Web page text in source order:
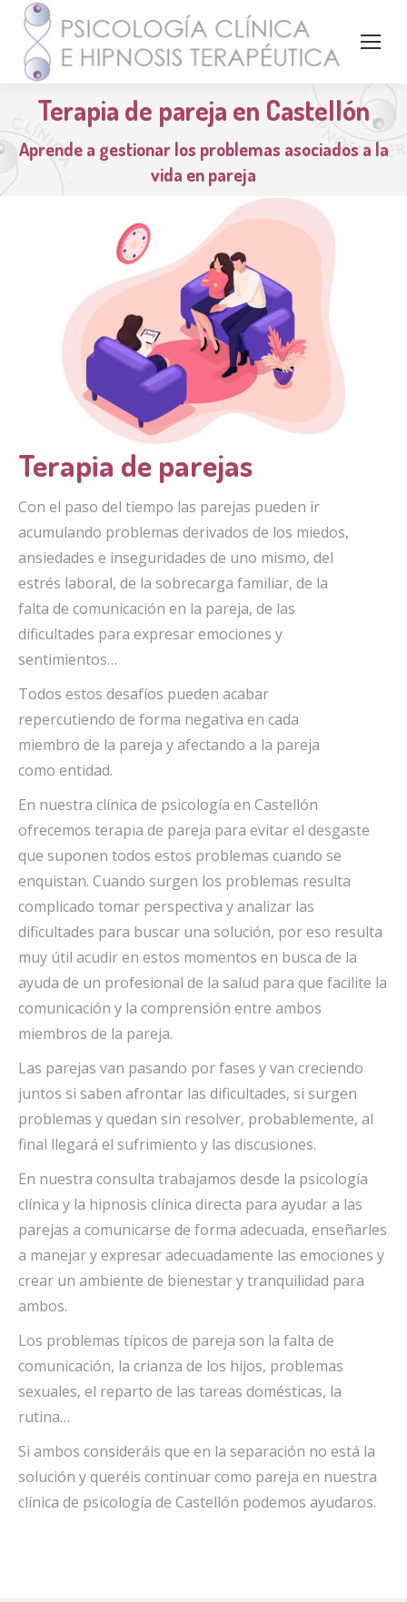
Terapia de pareja en Castellón
Aprende a gestionar los problemas asociados a la
vida en pareja
Terapia de parejas
Con el paso del tiempo las parejas pueden ir
acumulando problemas derivados de los miedos,
ansiedades e inseguridades de uno mismo, del
estrés laboral, de la sobrecarga familiar, de la
falta de comunicación en la pareja, de las
dificultades para expresar emociones y
sentimientos…
Todos estos desafíos pueden acabar
repercutiendo de forma negativa en cada
miembro de la pareja y afectando a la pareja
como entidad.
En nuestra clínica de psicología en Castellón
ofrecemos terapia de pareja para evitar el desgaste
que suponen todos estos problemas cuando se
enquistan. Cuando surgen los problemas resulta
complicado tomar perspectiva y analizar las
dificultades para buscar una solución, por eso resulta
muy útil acudir en estos momentos en busca de la
ayuda de un profesional de la salud para que facilite la
comunicación y la comprensión entre ambos
miembros de la pareja.
Las parejas van pasando por fases y van creciendo
juntos si saben afrontar las dificultades, si surgen
problemas y quedan sin resolver, probablemente, al
final llegará el sufrimiento y las discusiones.
En nuestra consulta trabajamos desde la psicología
clínica y la hipnosis clínica directa para ayudar a las
parejas a comunicarse de forma adecuada, enseñarles
a manejar y expresar adecuadamente las emociones y
crear un ambiente de bienestar y tranquilidad para
ambos.
Los problemas típicos de pareja son la falta de
comunicación, la crianza de los hijos, problemas
sexuales, el reparto de las tareas domésticas, la
rutina…
Si ambos consideráis que en la separación no está la
solución y queréis continuar como pareja en nuestra
clínica de psicología de Castellón podemos ayudaros.